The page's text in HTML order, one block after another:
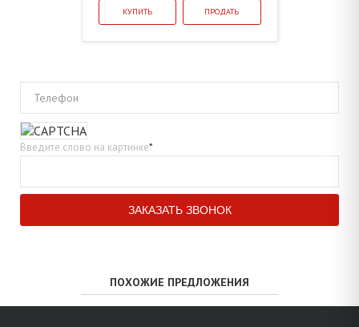
КУПИТЬ ПРОДАТЬ
Телефон
Введите слово на картинке*
ПОХОЖИЕ ПРЕДЛОЖЕНИЯ